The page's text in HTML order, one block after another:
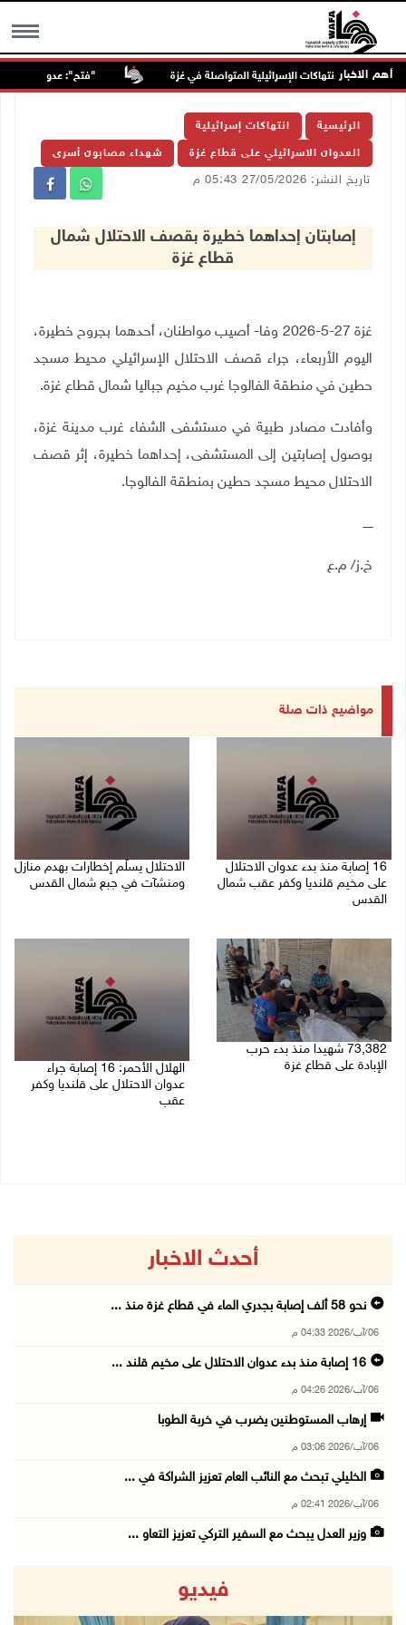
MENU أهم الاخبار "فتح": عدوان الاحتلال
الرئيسية انتهاكات إسرائيلية
العدوان الاسرائيلي على قطاع غزة شهداء مصابون أسرى
تاريخ النشر: 27/05/2026 05:43 م
إصابتان إحداهما خطيرة بقصف الاحتلال شمال
قطاع غزة
غزة 27-5-2026 وفا- أصيب مواطنان، أحدهما بجروح خطيرة،
اليوم الأربعاء، جراء قصف الاحتلال الإسرائيلي محيط مسجد
حطين في منطقة الفالوجا غرب مخيم جباليا شمال قطاع غزة.
وأفادت مصادر طبية في مستشفى الشفاء غرب مدينة غزة،
بوصول إصابتين إلى المستشفى، إحداهما خطيرة، إثر قصف
الاحتلال محيط مسجد حطين بمنطقة الفالوجا.
ـــــ
خ.ز/ م.ع
مواضيع ذات صلة
16 إصابة منذ بدء عدوان الاحتلال
على مخيم قلنديا وكفر عقب شمال
القدس
الاحتلال يسلّم إخطارات بهدم منازل
ومنشآت في جبع شمال القدس
73,382 شهيدا منذ بدء حرب
الإبادة على قطاع غزة
الهلال الأحمر: 16 إصابة جراء
عدوان الاحتلال على قلنديا وكفر
عقب
أحدث الاخبار
نحو 58 ألف إصابة بجدري الماء في قطاع غزة منذ ...
06/آب/2026 04:33 م
16 إصابة منذ بدء عدوان الاحتلال على مخيم قلند ...
06/آب/2026 04:26 م
إرهاب المستوطنين يضرب في خربة الطوبا
06/آب/2026 03:06 م
الخليلي تبحث مع النائب العام تعزيز الشراكة في ...
06/آب/2026 02:41 م
وزير العدل يبحث مع السفير التركي تعزيز التعاو ...
سلطة النقد: ارتفاع نسبة الشمول المالي في فلسط ...
06/آب/2026 02:31 م
فيديو